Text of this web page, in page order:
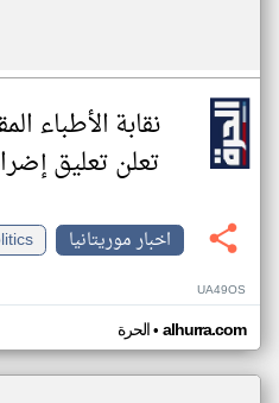
نقابة الأطباء
تعلن تعليق
اخبار موريتانيا
UA49OS
الحرة• alhurra.com